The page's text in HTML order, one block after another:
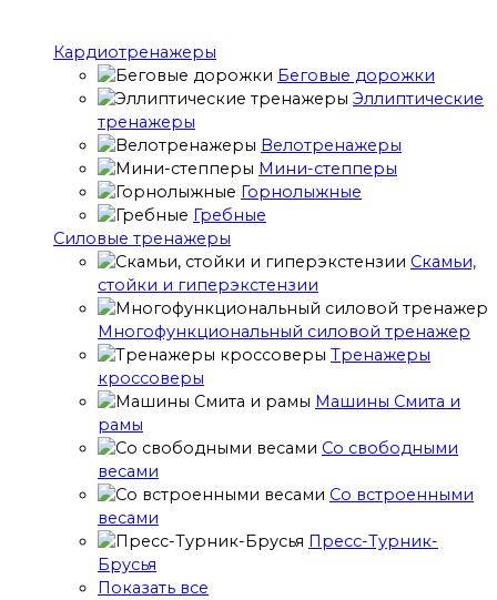
Кардиотренажеры
Беговые дорожки
Эллиптические
тренажеры
Велотренажеры
Мини-степперы
Горнолыжные
Гребные
Cиловые тренажеры
Скамьи,
стойки и гиперэкстензии
Многофункциональный силовой тренажер
Тренажеры
кроссоверы
Машины Смита и
рамы
Со свободными
весами
Со встроенными
весами
Пресс-Турник-
Брусья
Показать все